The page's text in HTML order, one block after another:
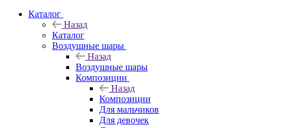
Каталог
Назад
Каталог
Воздушные шары
Назад
Воздушные шары
Композиции
Назад
Композиции
Для мальчиков
Для девочек